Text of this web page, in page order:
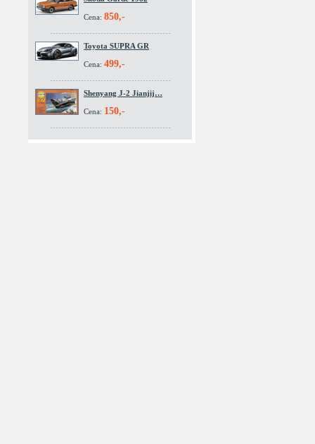
Cena: 850,-
Toyota SUPRA GR
Cena: 499,-
Shenyang J-2 Jianjij…
Cena: 150,-